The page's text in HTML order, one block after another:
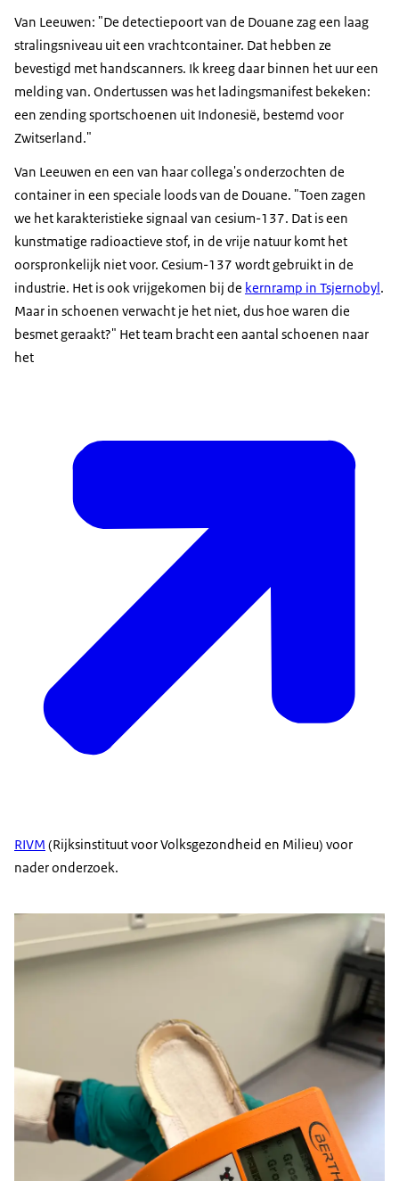
Van Leeuwen: "De detectiepoort van de Douane zag een laag
stralingsniveau uit een vrachtcontainer. Dat hebben ze
bevestigd met handscanners. Ik kreeg daar binnen het uur een
melding van. Ondertussen was het ladingsmanifest bekeken:
een zending sportschoenen uit Indonesië, bestemd voor
Zwitserland."
Van Leeuwen en een van haar collega's onderzochten de
container in een speciale loods van de Douane. "Toen zagen
we het karakteristieke signaal van cesium-137. Dat is een
kunstmatige radioactieve stof, in de vrije natuur komt het
oorspronkelijk niet voor. Cesium-137 wordt gebruikt in de
industrie. Het is ook vrijgekomen bij de kernramp in Tsjernobyl.
Maar in schoenen verwacht je het niet, dus hoe waren die
besmet geraakt?" Het team bracht een aantal schoenen naar
het
RIVM (Rijksinstituut voor Volksgezondheid en Milieu) voor
nader onderzoek.